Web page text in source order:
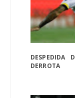
DERROTA